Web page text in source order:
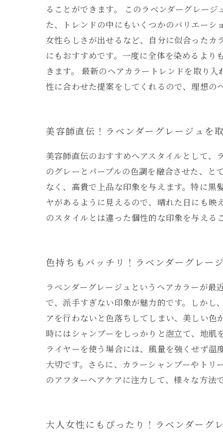
ることができます。 このラベンダーグレー
た、トレンドの中にもいくつかのバリエーシ
女性らしさが出せるなど、自分に似合ったカ
にもおすすめです。一度に全体を染めるよ
きます。 最新のヘアカラートレンドを取り
性に合わせた提案をしてくれるので、理想の
美容師直伝！ラベンダーグレージュを
美容師直伝のおすすめヘアスタイルとして、
のグレーとパープルの色調を融合させた、
なく、高貴で上品な印象を与えます。特に
ヤがあるように見えるので、晴れた日にも
のスタイルとは違った個性的な印象を与える
色持ちもバッチリ！ラベンダーグレー
ラベンダーグレージュというヘアカラーが
で、派手すぎない印象が魅力的です。しかし
アを行わないと色落ちしてしまい、美しい色
時にはシャンプーをしっかりと泡立て、地肌
ライヤーを使う場合には、風量を強くせず
大切です。さらに、カラーシャンプーやトリ
のアフターヘアケアに注力して、様々な方法
大人女性にもぴったり！ラベンダーグ